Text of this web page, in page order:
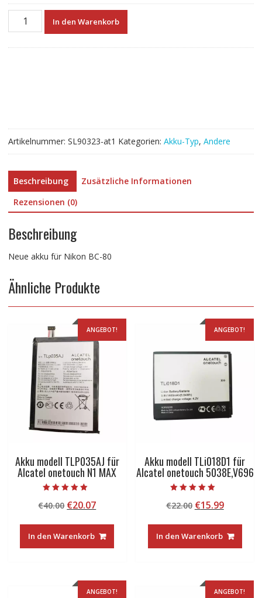
Neue
In den Warenkorb
Artikelnummer: SL90323-at1 Kategorien: Akku-Typ, Andere
Beschreibung
Zusätzliche Informationen
Rezensionen (0)
Beschreibung
Neue akku für Nikon BC-80
Ähnliche Produkte
ANGEBOT!
Akku modell TLP035AJ für
Alcatel onetouch N1 MAX
5.00
von 5
€40.00 Ursprünglicher
war:
€40.00
€20.07Aktueller
ist:
€20.07.
In den Warenkorb
ANGEBOT!
Akku modell TLi018D1 für
Alcatel onetouch 5038E,V696
5.00
von 5
€22.00 Ursprünglicher
war:
€22.00
€15.99
ist:
€15.99.
In den Warenkorb
ANGEBOT! ANGEBOT!